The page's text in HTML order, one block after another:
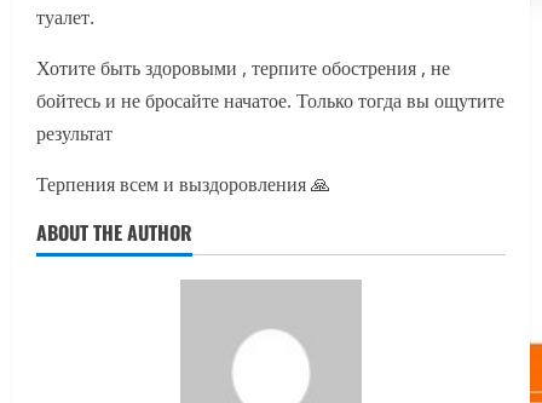
туалет.
Хотите быть здоровыми , терпите обострения , не
бойтесь и не бросайте начатое. Только тогда вы ощутите
результат
Терпения всем и выздоровления 🙏
ABOUT THE AUTHOR